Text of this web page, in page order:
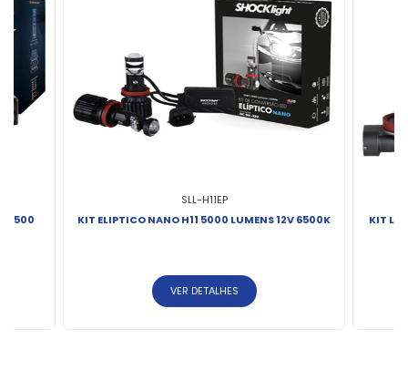
5500
SLL-H11EP
KIT ELIPTICO NANO H11 5000 LUMENS 12V 6500K
VER DETALHES
KIT